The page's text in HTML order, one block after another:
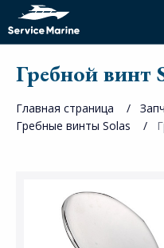
Гребной винт
Главная страница
Гребные винты Solas